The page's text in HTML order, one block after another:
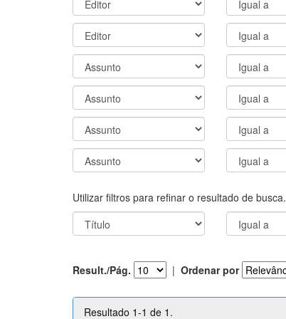
Utilizar filtros para refinar o resultado de busca.
Result./Pág. | Ordenar por
Resultado 1-1 de 1.